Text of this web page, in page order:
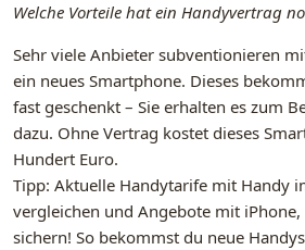
Welche Vorteile hat ein Handyvertrag
Sehr viele Anbieter subventionieren
ein neues Smartphone. Dieses
fast geschenkt – Sie erhalten es zum
dazu. Ohne Vertrag kostet dieses
Hundert Euro.
Tipp: Aktuelle Handytarife mit Handy
vergleichen und Angebote mit iPhone,
sichern! So bekommst du neue